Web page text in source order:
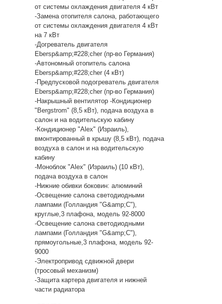
от системы охлаждения двигателя 4 кВт
-Замена отопителя салона, работающего
от системы охлаждения двигателя 4 кВт
на 7 кВт
-Догреватель двигателя
Ebersp&amp;#228;cher (пр-во Германия)
-Автономный отопитель салона
Ebersp&amp;#228;cher (4 кВт)
-Предпусковой подогреватель двигателя
Ebersp&amp;#228;cher (пр-во Германия)
-Накрышный вентилятор -Кондиционер
"Bergstrom" (8,5 кВт), подача воздуха в
салон и на водительскую кабину
-Кондиционер "Alex" (Израиль),
вмонтированный в крышу (8,5 кВт), подача
воздуха в салон и на водительскую
кабину
-Моноблок "Alex" (Израиль) (10 кВт),
подача воздуха в салон
-Нижние обивки боковин: алюминий
-Освещение салона светодиодными
лампами (Голландия "G&amp;C"),
круглые,3 плафона, модель 92-8000
-Освещение салона светодиодными
лампами (Голландия "G&amp;C"),
прямоугольные,3 плафона, модель 92-
9000
-Электропривод сдвижной двери
(тросовый механизм)
-Защита картера двигателя и нижней
части радиатора